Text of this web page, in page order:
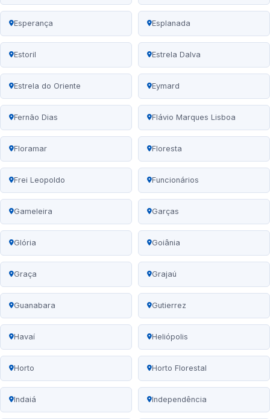
Esperança Esplanada
Estoril Estrela Dalva
Estrela do Oriente Eymard
Fernão Dias Flávio Marques Lisboa
Floramar Floresta
Frei Leopoldo Funcionários
Gameleira Garças
Glória Goiânia
Graça Grajaú
Guanabara Gutierrez
Havaí Heliópolis
Horto Horto Florestal
Indaiá Independência